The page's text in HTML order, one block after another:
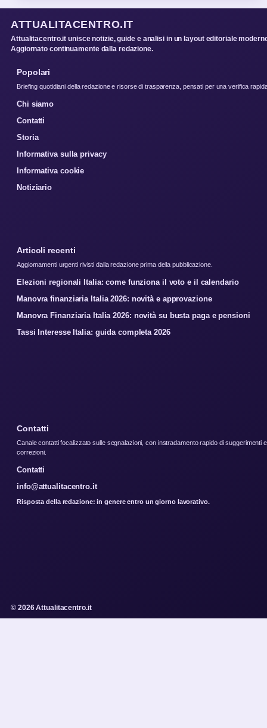
ATTUALITACENTRO.IT
Attualitacentro.it unisce notizie, guide e analisi in un layout editoriale
Aggiornato continuamente dalla redazione.
Popolari
Briefing quotidiani della redazione e risorse di trasparenza, pensati per una verifica
Chi siamo
Contatti
Storia
Informativa sulla privacy
Informativa cookie
Notiziario
Articoli recenti
Aggiornamenti urgenti rivisti dalla redazione prima della pubblicazione.
Elezioni regionali Italia: come funziona il voto e il calendario
Manovra finanziaria Italia 2026: novità e approvazione
Manovra Finanziaria Italia 2026: novità su busta paga e pensioni
Tassi Interesse Italia: guida completa 2026
Contatti
Canale contatti focalizzato sulle segnalazioni, con instradamento rapido di suggerimenti e
correzioni.
Contatti
info@attualitacentro.it
Risposta della redazione: in genere entro un giorno lavorativo.
© 2026 Attualitacentro.it